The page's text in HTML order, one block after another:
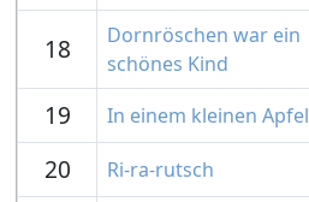
18
Dornröschen war ein
schönes Kind
19 In einem kleinen Apfel
20 Ri-ra-rutsch